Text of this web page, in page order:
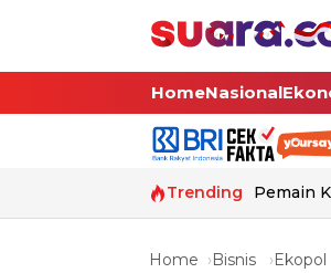
HomeNasional
Trending Pemain
Home Bisnis Ekopol